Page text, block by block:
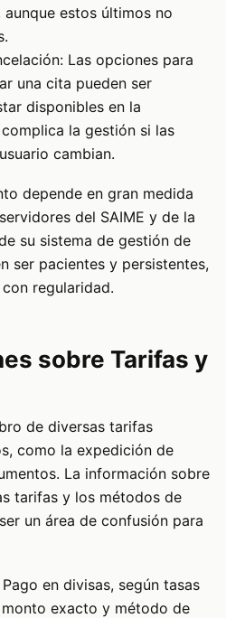
estos últimos no
Las opciones para
una cita pueden ser
disponibles en la
la gestión si las
cambian.
depende en gran medida
del SAIME y de la
su sistema de gestión de
ser pacientes y persistentes,
regularidad.
sobre Tarifas y
de diversas tarifas
como la expedición de
La información sobre
tarifas y los métodos de
un área de confusión para
Pago en divisas, según tasas
exacto y método de